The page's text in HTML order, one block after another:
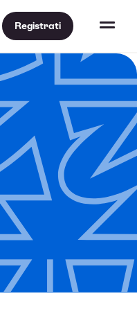
Registrati